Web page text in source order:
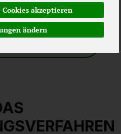
akzeptieren
ändern